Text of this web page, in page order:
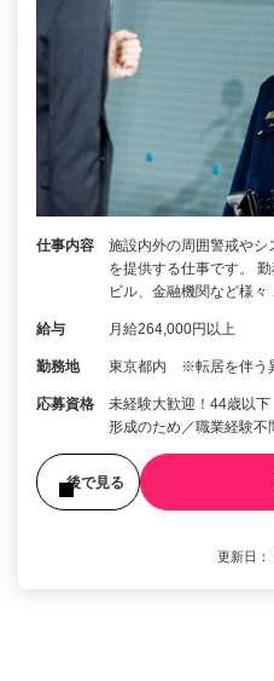
仕事内容
施設内外の周囲警戒や
を提供する仕事です。
ビル、金融機関など様
給与 月給264,000円以上
勤務地 東京都内 ※転居を伴う
応募資格
未経験大歓迎！44歳以
形成のため／職業経験不
後で見る
更新日